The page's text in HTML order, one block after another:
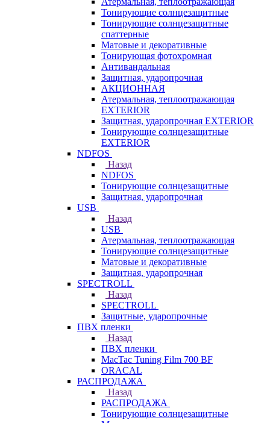
Тонирующие солнцезащитные
Тонирующие солнцезащитные
спаттерные
Матовые и декоративные
Тонирующая фотохромная
Антивандальная
Защитная, ударопрочная
АКЦИОННАЯ
Атермальная, теплоотражающая
EXTERIOR
Защитная, ударопрочная EXTERIOR
Тонирующие солнцезащитные
EXTERIOR
NDFOS
Назад
NDFOS
Тонирующие солнцезащитные
Защитная, ударопрочная
USB
Назад
USB
Атермальная, теплоотражающая
Тонирующие солнцезащитные
Матовые и декоративные
Защитная, ударопрочная
SPECTROLL
Назад
SPECTROLL
Защитные, ударопрочные
ПВХ пленки
Назад
ПВХ пленки
MacTac Tuning Film 700 BF
ORACAL
РАСПРОДАЖА
Назад
РАСПРОДАЖА
Тонирующие солнцезащитные